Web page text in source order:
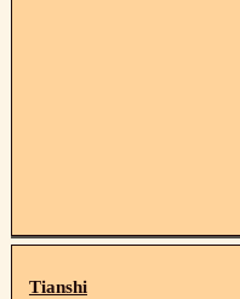
Tianshi